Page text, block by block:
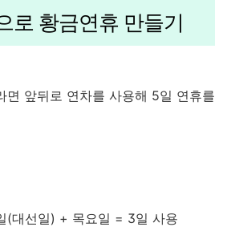
로 황금연휴 만들기
면 앞뒤로 연차를 사용해 5일 연휴를
(대선일) + 목요일 = 3일 사용